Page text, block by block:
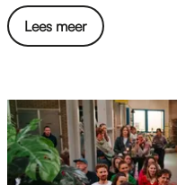
l
Lees meer